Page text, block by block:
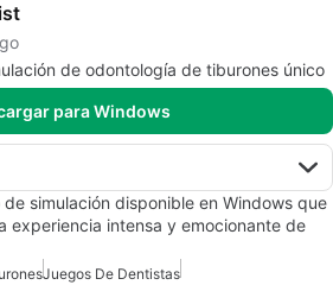
de odontología de tiburones único
para Windows
simulación disponible en Windows que
experiencia intensa y emocionante de
Juegos De Dentistas